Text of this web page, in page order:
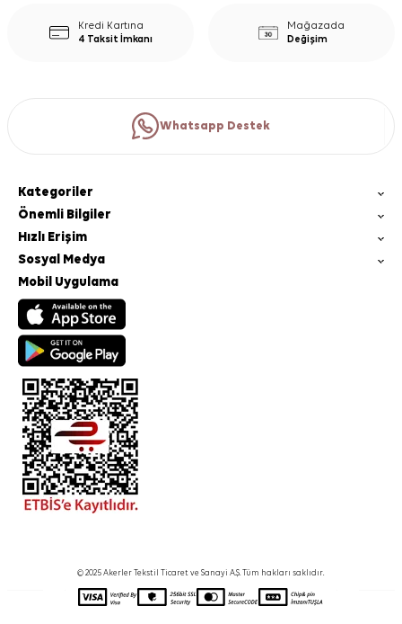
Kredi Kartına
4 Taksit İmkanı
Mağazada
Değişim
Whatsapp Destek
Kategoriler
Önemli Bilgiler
Hızlı Erişim
Sosyal Medya
Mobil Uygulama
© 2025 Akerler Tekstil Ticaret ve Sanayi A.Ş. Tüm hakları saklıdır.